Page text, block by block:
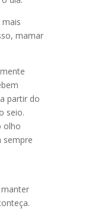
mais
mamar
partir do
seio.
olho
sempre